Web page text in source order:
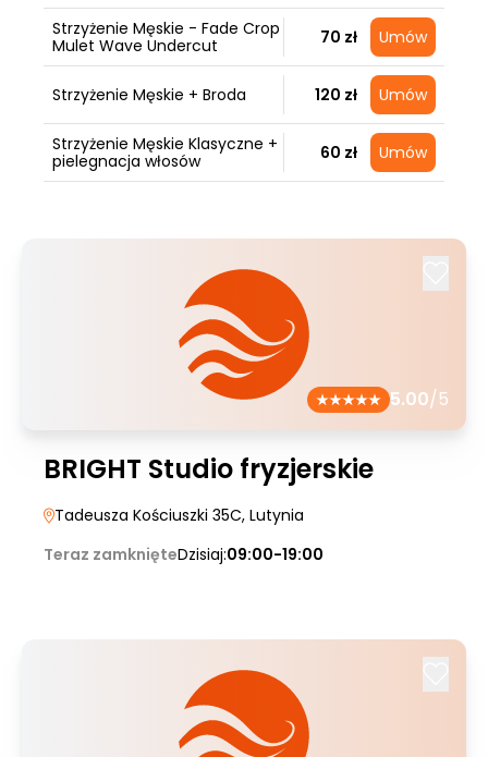
Strzyżenie Męskie - Fade Crop
Mulet Wave Undercut
70 zł Umów
Strzyżenie Męskie + Broda 120 zł Umów
Strzyżenie Męskie Klasyczne +
pielegnacja włosów
60 zł Umów
5.00/5
BRIGHT Studio fryzjerskie
Tadeusza Kościuszki 35C, Lutynia
Teraz zamknięteDzisiaj:09:00-19:00